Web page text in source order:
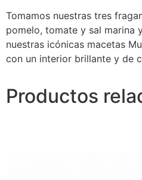
Tomamos nuestras tres
pomelo, tomate y sal marina
nuestras icónicas macetas
con un interior brillante y de
Productos